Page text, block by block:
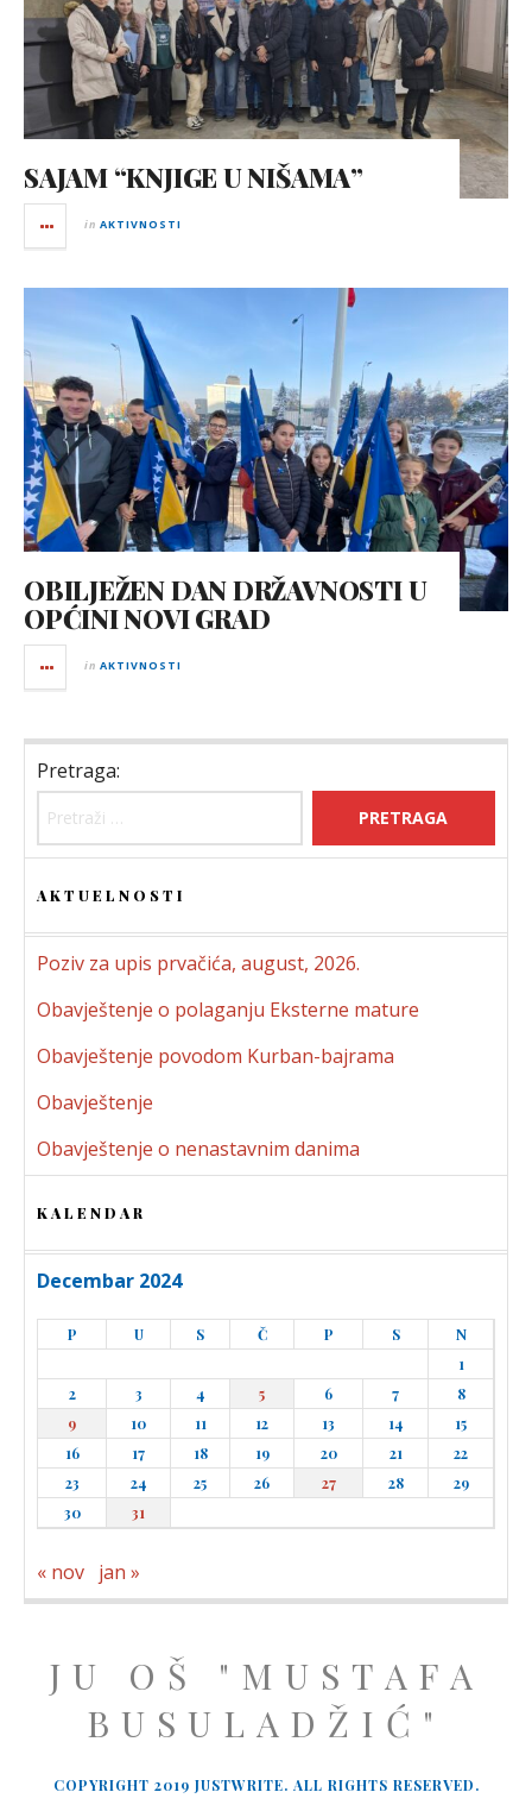
SAJAM “KNJIGE U NIŠAMA”
in AKTIVNOSTI
OBILJEŽEN DAN DRŽAVNOSTI U
OPĆINI NOVI GRAD
in AKTIVNOSTI
Pretraga:
AKTUELNOSTI
Poziv za upis prvačića, august, 2026.
Obavještenje o polaganju Eksterne mature
Obavještenje povodom Kurban-bajrama
Obavještenje
Obavještenje o nenastavnim danima
KALENDAR
Decembar 2024
P U S Č P S
N
1
2
3 4 5 6 7
8
9
10 11 12 13 14
15
16
17 18 19 20 21
22
23
24 25 26 27 28
29
30
31
« nov jan »
JU OŠ "MUSTAFA
BUSULADŽIĆ"
COPYRIGHT 2019 JUSTWRITE. ALL RIGHTS RESERVED.